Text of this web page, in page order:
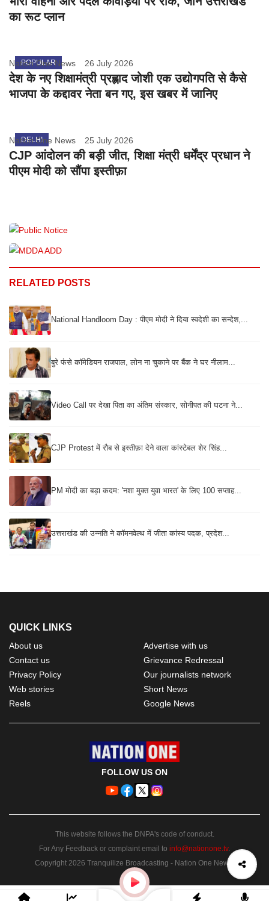
का रूट प्लान
POPULAR
Nation One News 26 July 2026
देश के नए शिक्षामंत्री प्रह्लाद जोशी एक उद्योगपति से कैसे
भाजपा के कद्दावर नेता बन गए, इस खबर में जानिए
DELHI
Nation One News 25 July 2026
CJP आंदोलन की बड़ी जीत, शिक्षा मंत्री धर्मेंद्र प्रधान ने
पीएम मोदी को सौंपा इस्तीफ़ा
RELATED POSTS
National Handloom Day : पीएम मोदी ने दिया स्वदेशी का सन्देश,...
बुरे फंसे कॉमेडियन राजपाल, लोन ना चुकाने पर बैंक ने घर नीलाम...
Video Call पर देखा पिता का अंतिम संस्कार, सोनीपत की घटना ने...
CJP Protest में रौब से इस्तीफ़ा देने वाला कांस्टेबल शेर सिंह...
PM मोदी का बड़ा कदम: 'नशा मुक्त युवा भारत' के लिए 100 सप्ताह...
उत्तराखंड की उन्नति ने कॉमनवेल्थ में जीता कांस्य पदक, प्रदेश...
QUICK LINKS
About us
Contact us
Privacy Policy
Advertise with us
Grievance Redressal
Our journalists network
Web stories
Reels
Short News
Google News
FOLLOW US ON
This website follows the DNPA's code of conduct.
For Any Feedback or complaint email to info@nationone.tv.
Copyright 2026 Tranquilize Broadcasting - Nation One News.